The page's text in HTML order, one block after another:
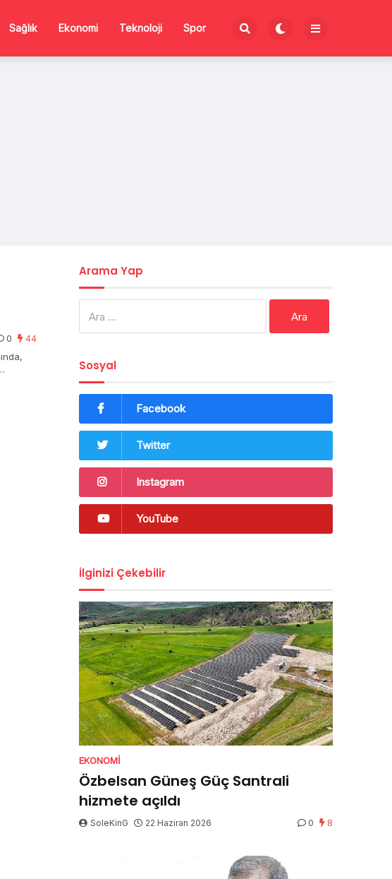
Sağlık Ekonomi Teknoloji Spor
0 44
Arama Yap
Sosyal
Facebook
Twitter
Instagram
YouTube
İlginizi Çekebilir
EKONOMI
Özbelsan Güneş Güç Santrali
hizmete açıldı
SoleKinG 22 Haziran 2026 0 8